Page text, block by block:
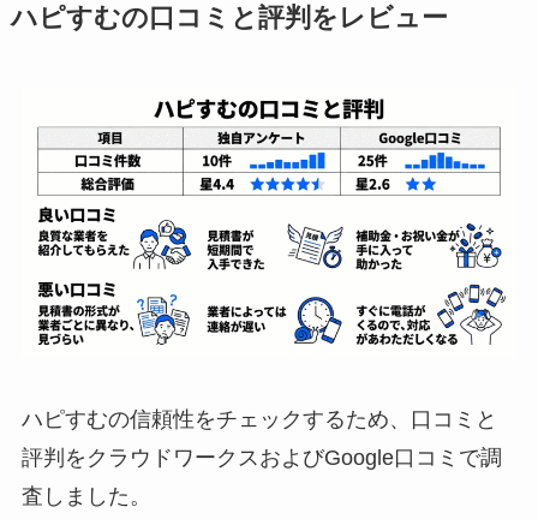
ハピすむの口コミと評判をレビュー
ハピすむの信頼性をチェックするため、口コミと
評判をクラウドワークスおよびGoogle口コミで調
査しました。